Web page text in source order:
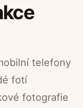
telefony
fotí
fotografie